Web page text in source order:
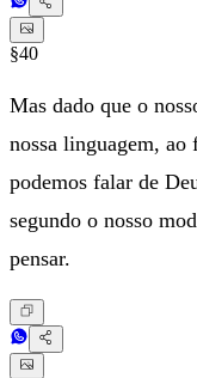
§40
Mas dado que o
nossa linguagem, ao
podemos falar de
segundo o nosso
pensar.